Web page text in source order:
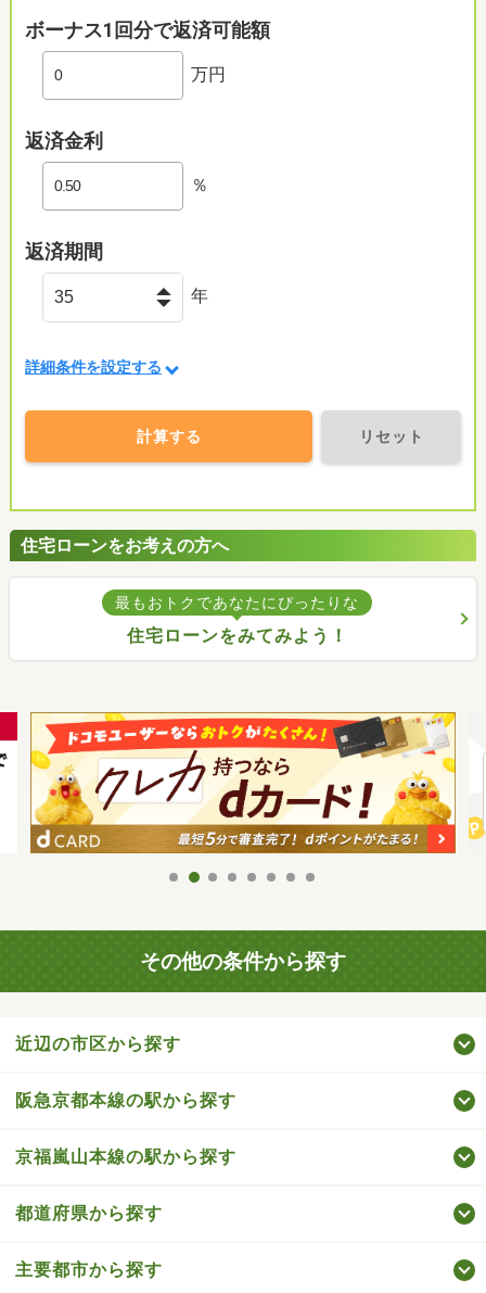
ボーナス1回分で返済可能額
万円
返済金利
％
返済期間
年
詳細条件を設定する
計算する リセット
住宅ローンをお考えの方へ
最もおトクであなたにぴったりな
住宅ローンをみてみよう！
その他の条件から探す
近辺の市区から探す
阪急京都本線の駅から探す
京福嵐山本線の駅から探す
都道府県から探す
主要都市から探す